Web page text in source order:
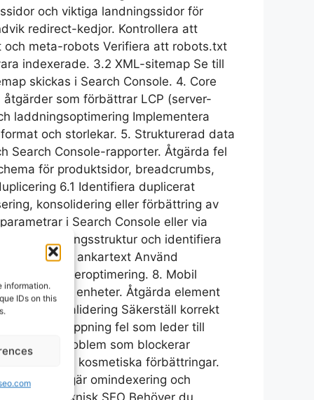
information.
IDs on this
och viktiga landningssidor för
redirect-kedjor. Kontrollera att
och meta-robots Verifiera att robots.txt
indexerade. 3.2 XML-sitemap Se till
skickas i Search Console. 4. Core
som förbättrar LCP (server-
laddningsoptimering Implementera
och storlekar. 5. Strukturerad data
Search Console-rapporter. Åtgärda fel
för produktsidor, breadcrumbs,
6.1 Identifiera duplicerat
konsolidering eller förbättring av
i Search Console eller via
intern länkningsstruktur och identifiera
av ankartext Använd
undvika överoptimering. 8. Mobil
på mobila enheter. Åtgärda element
och validering Säkerställ korrekt
språkmappning fel som leder till
problem som blockerar
före kosmetiska förbättringar.
begär omindexering och